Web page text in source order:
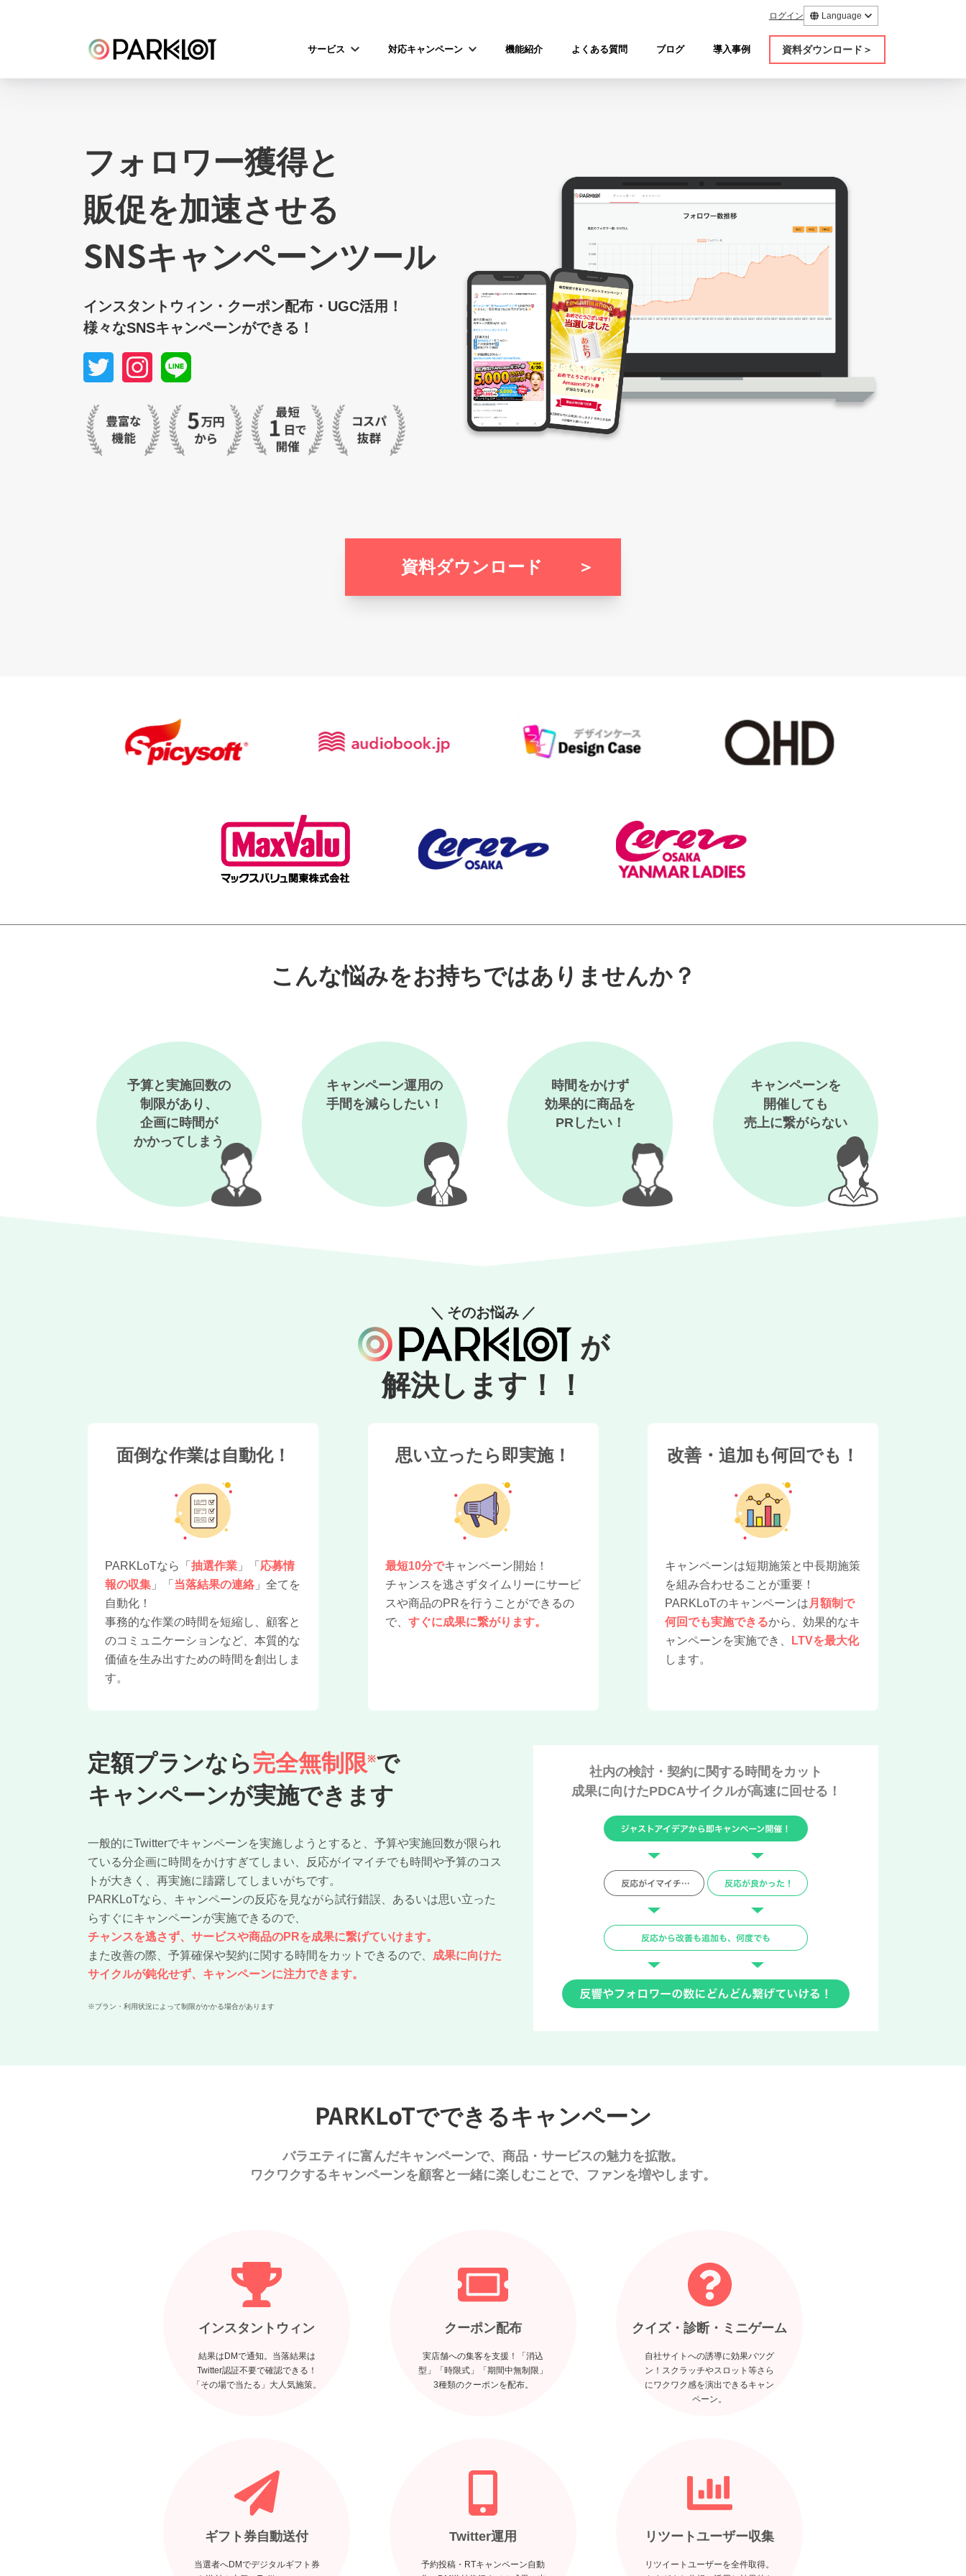
ログイン Language
サービス 対応キャンペーン 機能紹介 よくある質問 ブログ 導入事例 資料ダウンロード＞
フォロワー獲得と
販促を加速させる
SNSキャンペーンツール
インスタントウィン・クーポン配布・UGC活用！
様々なSNSキャンペーンができる！
資料ダウンロード ＞
こんな悩みをお持ちではありませんか？
予算と実施回数の
制限があり、
企画に時間が
かかってしまう
キャンペーン運用の
手間を減らしたい！
時間をかけず
効果的に商品を
PRしたい！
キャンペーンを
開催しても
売上に繋がらない
そのお悩み
が
解決します！！
面倒な作業は自動化！
PARKLoTなら「 抽選作業 」「 応募情
報の収集 」「 当落結果の連絡 」全てを
自動化！
事務的な作業の時間を短縮し、顧客と
のコミュニケーションなど、本質的な
価値を生み出すための時間を創出しま
す。
思い立ったら即実施！
最短10分でキャンペーン開始！
チャンスを逃さずタイムリーにサービ
スや商品のPRを行うことができるの
で、 すぐに成果に繋がります。
改善・追加も何回でも！
キャンペーンは短期施策と中長期施策
を組み合わせることが重要！
PARKLoTのキャンペーンは 月額制で
何回でも実施できるから、効果的なキ
ャンペーンを実施でき、
LTVを最大化
します。
定額プランなら完全無制限※で
キャンペーンが実施できます
一般的にTwitterでキャンペーンを実施しようとすると、予算や実施回数が限られ
ている分企画に時間をかけすぎてしまい、反応がイマイチでも時間や予算のコス
トが大きく、再実施に躊躇してしまいがちです。
PARKLoTなら、キャンペーンの反応を見ながら試行錯誤、あるいは思い立った
らすぐにキャンペーンが実施できるので、
チャンスを逃さず、サービスや商品のPRを成果に繋げていけます。
また改善の際、予算確保や契約に関する時間をカットできるので、 成果に向けた
サイクルが鈍化せず、キャンペーンに注力できます。
※プラン・利用状況によって制限がかかる場合があります
社内の検討・契約に関する時間をカット
成果に向けたPDCAサイクルが高速に回せる！
PARKLoTでできるキャンペーン
バラエティに富んだキャンペーンで、 商品・サービスの魅力を拡散。
ワクワクするキャンペーンを顧客と一緒に楽しむことで、 ファンを増やします。
インスタントウィン
結果はDMで通知。当落結果は
Twitter認証不要で確認できる！
「その場で当たる」大人気施策。
クーポン配布
実店舗への集客を支援！「消込
型」「時限式」「期間中無制限」
3種類のクーポンを配布。
クイズ・診断・ミニゲーム
自社サイトへの誘導に効果バツグ
ン！スクラッチやスロット等さら
にワクワク感を演出できるキャン
ペーン。
ギフト券自動送付
当選者へDMでデジタルギフト券
Twitter運用
予約投稿・RTキャンペーン自動
リツートユーザー収集
リツイートユーザーを全件取得。